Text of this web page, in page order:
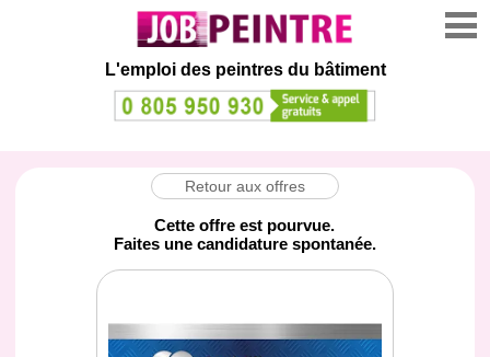
L'emploi des peintres du bâtiment
Retour aux offres
Cette offre est pourvue.
Faites une candidature spontanée.